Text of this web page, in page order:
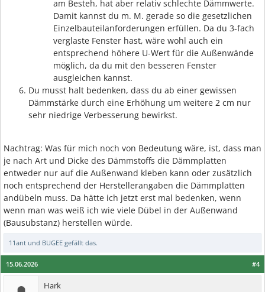
am Besteh, hat aber relativ schlechte Dämmwerte.
Damit kannst du m. M. gerade so die gesetzlichen
Einzelbauteilanforderungen erfüllen. Da du 3-fach
verglaste Fenster hast, wäre wohl auch ein
entsprechend höhere U-Wert für die Außenwände
möglich, da du mit den besseren Fenster
ausgleichen kannst.
Du musst halt bedenken, dass du ab einer gewissen
Dämmstärke durch eine Erhöhung um weitere 2 cm nur
sehr niedrige Verbesserung bewirkst.
Nachtrag: Was für mich noch von Bedeutung wäre, ist, dass man
je nach Art und Dicke des Dämmstoffs die Dämmplatten
entweder nur auf die Außenwand kleben kann oder zusätzlich
noch entsprechend der Herstellerangaben die Dämmplatten
andübeln muss. Da hätte ich jetzt erst mal bedenken, wenn
wenn man was weiß ich wie viele Dübel in der Außenwand
(Bausubstanz) herstellen würde.
11ant und BUGEE gefällt das.
#4
15.06.2026
Hark